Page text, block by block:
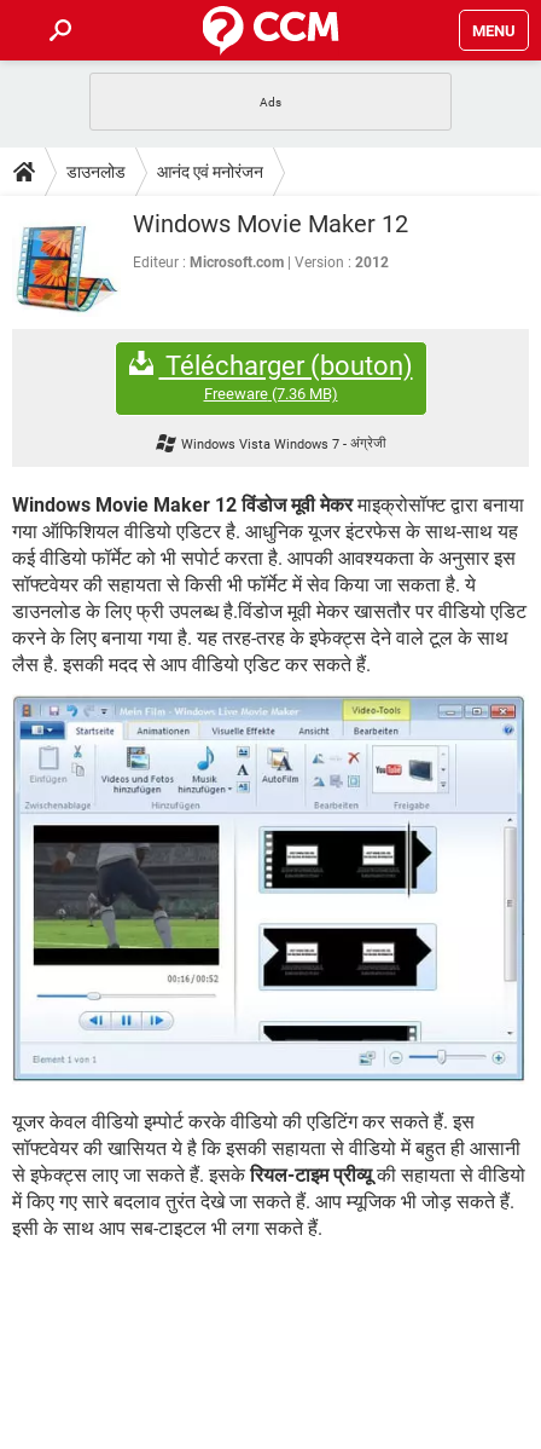
MENU
फोन पर अकाउंट बैलेंस चेक
WhatsApp Hack हो गया? Lucky Patcher यूज करें
टेक-स्पेशल
2020 के फ्री एंटीवायरस
बेस्ट फ्री ऑनलाइन गेम्स
Vidmate PUBG Mobile
WhatsRemoved+
FORUM
SBI बैंक अकाउंट नंबर पता करें
एनसाइक्लोपीडिया
कंप्यूटर बस
डाउनलोड आनंद एवं मनोरंजन
Windows Movie Maker 12
Editeur : Microsoft.com Version : 2012
Télécharger (bouton)
Freeware(7.36 MB)
Windows Vista Windows 7 - अंग्रेजी
Windows Movie Maker 12 विंडोज मूवी मेकरमाइक्रोसॉफ्ट द्वारा बनाया
गया ऑफिशियल वीडियो एडिटर है. आधुनिक यूजर इंटरफेस के साथ-साथ यह
कई वीडियो फॉर्मेट को भी सपोर्ट करता है. आपकी आवश्यकता के अनुसार इस
सॉफ्टवेयर की सहायता से किसी भी फॉर्मेट में सेव किया जा सकता है. ये
डाउनलोड के लिए फ्री उपलब्ध है.विंडोज मूवी मेकर खासतौर पर वीडियो एडिट
करने के लिए बनाया गया है. यह तरह-तरह के इफेक्ट्स देने वाले टूल के साथ
लैस है. इसकी मदद से आप वीडियो एडिट कर सकते हैं.
यूजर केवल वीडियो इम्पोर्ट करके वीडियो की एडिटिंग कर सकते हैं. इस
सॉफ्टवेयर की खासियत ये है कि इसकी सहायता से वीडियो में बहुत ही आसानी
से इफेक्ट्स लाए जा सकते हैं. इसकेरियल-टाइम प्रीव्यूकी सहायता से वीडियो
में किए गए सारे बदलाव तुरंत देखे जा सकते हैं. आप म्यूजिक भी जोड़ सकते हैं.
इसी के साथ आप सब-टाइटल भी लगा सकते हैं.